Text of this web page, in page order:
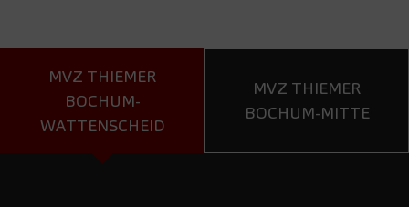
MVZ THIEMER
BOCHUM-
WATTENSCHEID
MVZ THIEMER
BOCHUM-MITTE